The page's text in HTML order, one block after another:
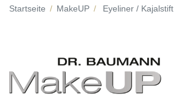
Startseite MakeUP Eyeliner / Kajalstift